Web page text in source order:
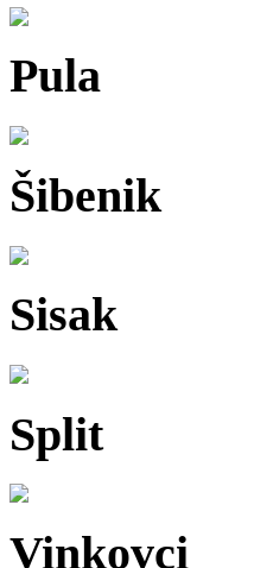
Pula
Šibenik
Sisak
Split
Vinkovci